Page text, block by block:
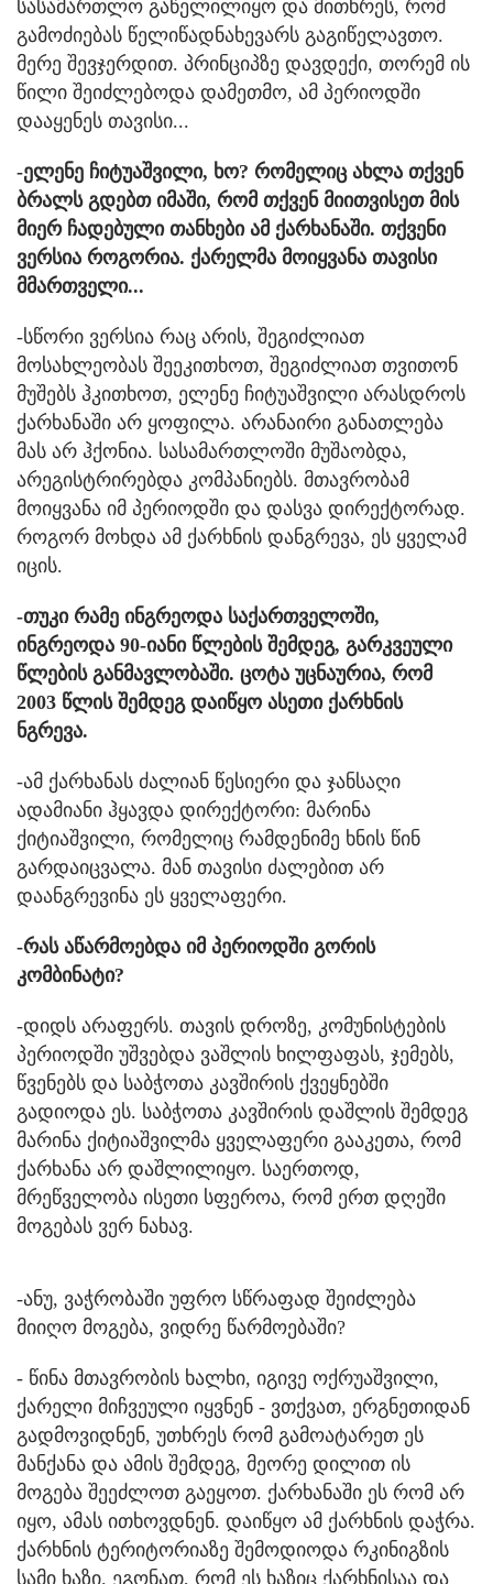
სასამართლო გაწელილიყო და მითხრეს, რომ
გამოძიებას წელიწადნახევარს გაგიწელავთო.
მერე შევჯერდით. პრინციპზე დავდექი, თორემ ის
წილი შეიძლებოდა დამეთმო, ამ პერიოდში
დააყენეს თავისი...
-ელენე ჩიტუაშვილი, ხო? რომელიც ახლა თქვენ
ბრალს გდებთ იმაში, რომ თქვენ მიითვისეთ მის
მიერ ჩადებული თანხები ამ ქარხანაში. თქვენი
ვერსია როგორია. ქარელმა მოიყვანა თავისი
მმართველი...
-სწორი ვერსია რაც არის, შეგიძლიათ
მოსახლეობას შეეკითხოთ, შეგიძლიათ თვითონ
მუშებს ჰკითხოთ, ელენე ჩიტუაშვილი არასდროს
ქარხანაში არ ყოფილა. არანაირი განათლება
მას არ ჰქონია. სასამართლოში მუშაობდა,
არეგისტრირებდა კომპანიებს. მთავრობამ
მოიყვანა იმ პერიოდში და დასვა დირექტორად.
როგორ მოხდა ამ ქარხნის დანგრევა, ეს ყველამ
იცის.
-თუკი რამე ინგრეოდა საქართველოში,
ინგრეოდა 90-იანი წლების შემდეგ, გარკვეული
წლების განმავლობაში. ცოტა უცნაურია, რომ
2003 წლის შემდეგ დაიწყო ასეთი ქარხნის
ნგრევა.
-ამ ქარხანას ძალიან წესიერი და ჯანსაღი
ადამიანი ჰყავდა დირექტორი: მარინა
ქიტიაშვილი, რომელიც რამდენიმე ხნის წინ
გარდაიცვალა. მან თავისი ძალებით არ
დაანგრევინა ეს ყველაფერი.
-რას აწარმოებდა იმ პერიოდში გორის
კომბინატი?
-დიდს არაფერს. თავის დროზე, კომუნისტების
პერიოდში უშვებდა ვაშლის ხილფაფას, ჯემებს,
წვენებს და საბჭოთა კავშირის ქვეყნებში
გადიოდა ეს. საბჭოთა კავშირის დაშლის შემდეგ
მარინა ქიტიაშვილმა ყველაფერი გააკეთა, რომ
ქარხანა არ დაშლილიყო. საერთოდ,
მრეწველობა ისეთი სფეროა, რომ ერთ დღეში
მოგებას ვერ ნახავ.
-ანუ, ვაჭრობაში უფრო სწრაფად შეიძლება
მიიღო მოგება, ვიდრე წარმოებაში?
- წინა მთავრობის ხალხი, იგივე ოქრუაშვილი,
ქარელი მიჩვეული იყვნენ - ვთქვათ, ერგნეთიდან
გადმოვიდნენ, უთხრეს რომ გამოატარეთ ეს
მანქანა და ამის შემდეგ, მეორე დილით ის
მოგება შეეძლოთ გაეყოთ. ქარხანაში ეს რომ არ
იყო, ამას ითხოვდნენ. დაიწყო ამ ქარხნის დაჭრა.
ქარხნის ტერიტორიაზე შემოდიოდა რკინიგზის
სამი ხაზი. ეგონათ, რომ ეს ხაზიც ქარხნისაა და